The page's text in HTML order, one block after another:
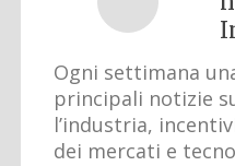
Ogni settimana
principali notizie
l’industria,
dei mercati e